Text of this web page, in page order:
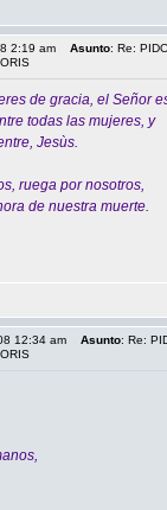
2:19 am Asunto: Re:
de gracia, el Señor
todas las mujeres, y
Jesùs.
ruega por nosotros,
de nuestra muerte.
12:34 am Asunto: Re: